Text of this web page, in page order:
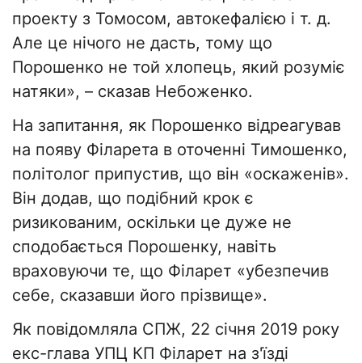
проекту з Томосом, автокефалією і т. д.
Але це нічого не дасть, тому що
Порошенко не той хлопець, який розуміє
натяки», – сказав Небоженко.
На запитання, як Порошенко відреагував
на появу Філарета в оточенні Тимошенко,
політолог припустив, що він «оскаженів».
Він додав, що подібний крок є
ризикованим, оскільки це дуже не
сподобається Порошенку, навіть
враховуючи те, що Філарет «убезпечив
себе, сказавши його прізвище».
Як повідомляла СПЖ, 22 січня 2019 року
екс-глава УПЦ КП Філарет на з'їзді